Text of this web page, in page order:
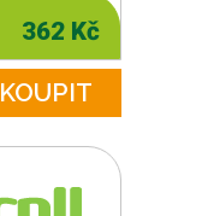
362 Kč
KOUPIT